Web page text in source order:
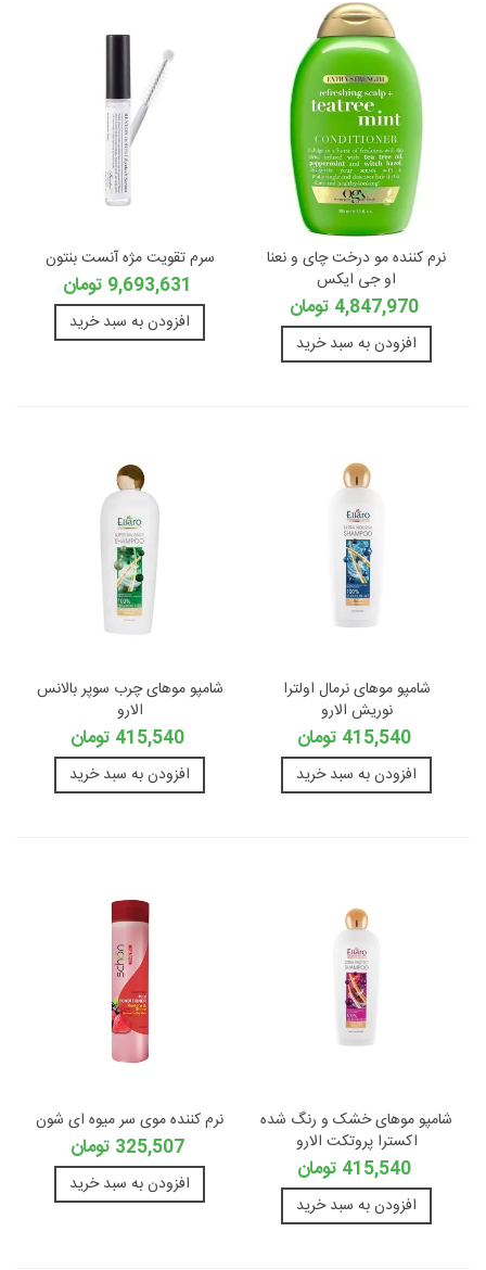
نرم کننده مو درخت چای و نعنا
او جی ایکس
4,847,970 تومان
افزودن به سبد خرید
سرم تقویت مژه آنست بنتون
9,693,631 تومان
افزودن به سبد خرید
شامپو موهای نرمال اولترا
نوریش الارو
415,540 تومان
افزودن به سبد خرید
شامپو موهای چرب سوپر بالانس
الارو
415,540 تومان
افزودن به سبد خرید
شامپو موهای خشک و رنگ شده
اکسترا پروتکت الارو
415,540 تومان
افزودن به سبد خرید
نرم کننده موی سر میوه ای شون
325,507 تومان
افزودن به سبد خرید